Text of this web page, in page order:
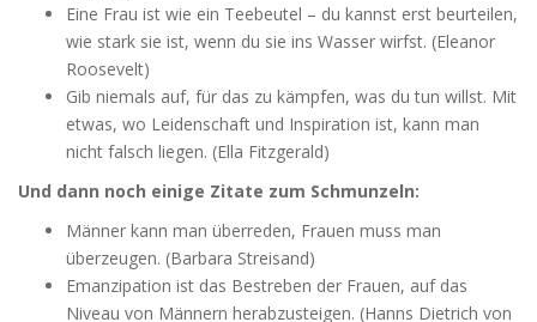
Eine Frau ist wie ein Teebeutel – du kannst erst beurteilen,
wie stark sie ist, wenn du sie ins Wasser wirfst. (Eleanor
Roosevelt)
Gib niemals auf, für das zu kämpfen, was du tun willst. Mit
etwas, wo Leidenschaft und Inspiration ist, kann man
nicht falsch liegen. (Ella Fitzgerald)
Und dann noch einige Zitate zum Schmunzeln:
Männer kann man überreden, Frauen muss man
überzeugen. (Barbara Streisand)
Emanzipation ist das Bestreben der Frauen, auf das
Niveau von Männern herabzusteigen. (Hanns Dietrich von